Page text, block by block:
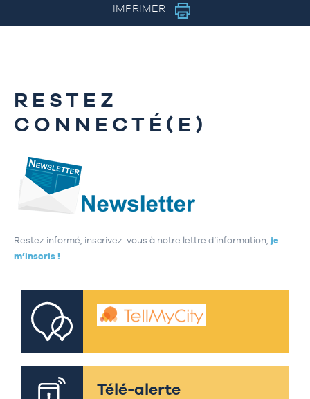
IMPRIMER
RESTEZ
CONNECTÉ(E)
Restez informé, inscrivez-vous à notre lettre d’information, je
m’inscris !
Télé-alerte